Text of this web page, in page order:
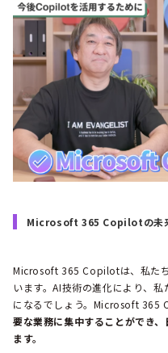
Microsoft 365 Copilotの未
Microsoft 365 Copilotは、私た
います。AI技術の進化により、
になるでしょう。Microsoft 365
要な業務に集中することができ
ます。